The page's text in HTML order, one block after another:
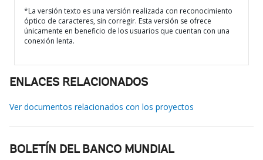
*La versión texto es una versión realizada con reconocimiento
óptico de caracteres, sin corregir. Esta versión se ofrece
únicamente en beneficio de los usuarios que cuentan con una
conexión lenta.
ENLACES RELACIONADOS
Ver documentos relacionados con los proyectos
BOLETÍN DEL BANCO MUNDIAL